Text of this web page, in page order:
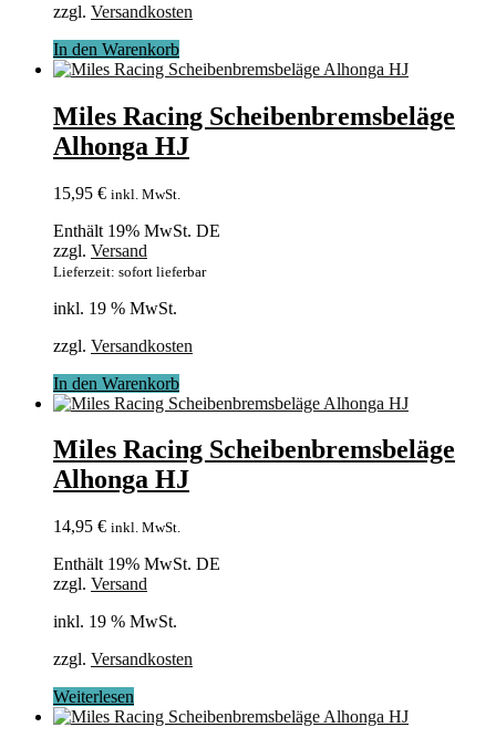
zzgl. Versandkosten
In den Warenkorb
Miles Racing Scheibenbremsbeläge
Alhonga HJ
15,95 € inkl. MwSt.
Enthält 19% MwSt. DE
zzgl. Versand
Lieferzeit: sofort lieferbar
inkl. 19 % MwSt.
zzgl. Versandkosten
In den Warenkorb
Miles Racing Scheibenbremsbeläge
Alhonga HJ
14,95 € inkl. MwSt.
Enthält 19% MwSt. DE
zzgl. Versand
inkl. 19 % MwSt.
zzgl. Versandkosten
Weiterlesen